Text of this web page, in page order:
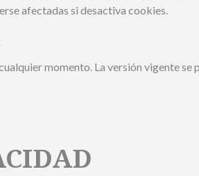
afectadas si desactiva cookies.
momento. La versión vigente se